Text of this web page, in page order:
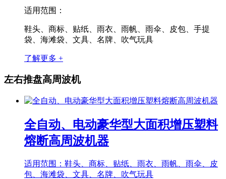
适用范围：
鞋头、商标、贴纸、雨衣、雨帆、雨伞、皮包、手提
袋、海滩袋、文具、名牌、吹气玩具
了解更多 +
左右推盘高周波机
全自动、电动豪华型大面积增压塑料
熔断高周波机器
适用范围：鞋头、商标、贴纸、雨衣、雨帆、雨伞、皮
包、海滩袋、文具、名牌、吹气玩具